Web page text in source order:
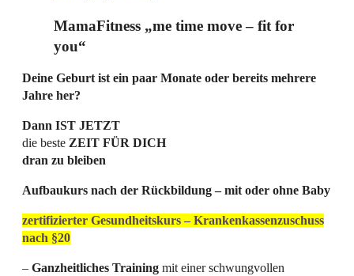
MamaFitness „me time move – fit for
you“
Deine Geburt ist ein paar Monate oder bereits mehrere
Jahre her?
Dann IST JETZT
die beste ZEIT FÜR DICH
dran zu bleiben
Aufbaukurs nach der Rückbildung – mit oder ohne Baby
zertifizierter Gesundheitskurs – Krankenkassenzuschuss
nach §20
– Ganzheitliches Training mit einer schwungvollen